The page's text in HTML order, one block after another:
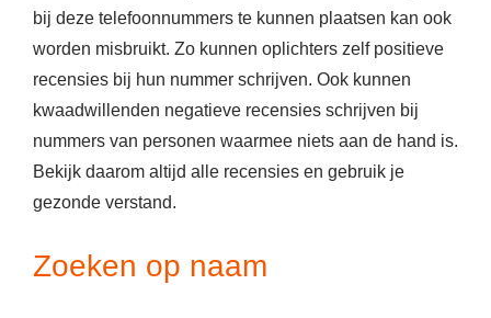
bij deze telefoonnummers te kunnen plaatsen kan ook
worden misbruikt. Zo kunnen oplichters zelf positieve
recensies bij hun nummer schrijven. Ook kunnen
kwaadwillenden negatieve recensies schrijven bij
nummers van personen waarmee niets aan de hand is.
Bekijk daarom altijd alle recensies en gebruik je
gezonde verstand.
Zoeken op naam